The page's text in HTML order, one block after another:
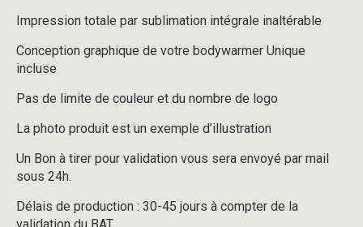
Impression totale par sublimation intégrale inaltérable
Conception graphique de votre bodywarmer Unique
incluse
Pas de limite de couleur et du nombre de logo
La photo produit est un exemple d’illustration
Un Bon à tirer pour validation vous sera envoyé par mail
sous 24h.
Délais de production : 30-45 jours à compter de la
validation du BAT